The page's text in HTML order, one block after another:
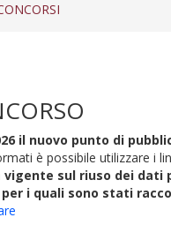
il nuovo punto di
è possibile utilizzare i
sul riuso dei dati
i quali sono stati